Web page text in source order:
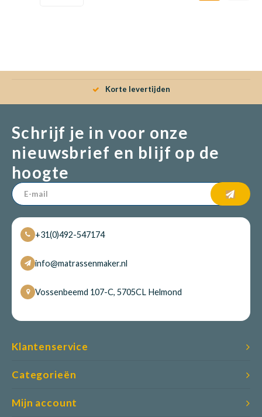
Korte levertijden
Schrijf je in voor onze
nieuwsbrief en blijf op de
hoogte
+31(0)492-547174
info@matrassenmaker.nl
Vossenbeemd 107-C, 5705CL Helmond
Categorieën
Klantenservice
Mijn account